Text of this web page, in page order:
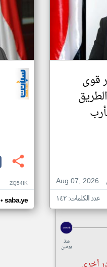
قوى
Aug 07, 2026
عدد الكلمات: ١٤٢
منذ
يومين
ZQ54IK
• saba.ye